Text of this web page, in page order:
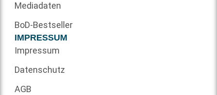
Mediadaten
BoD-Bestseller
IMPRESSUM
Impressum
Datenschutz
AGB